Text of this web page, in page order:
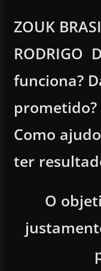
ZOUK
RODRIGO
funciona?
prometido?
Como
ter
O